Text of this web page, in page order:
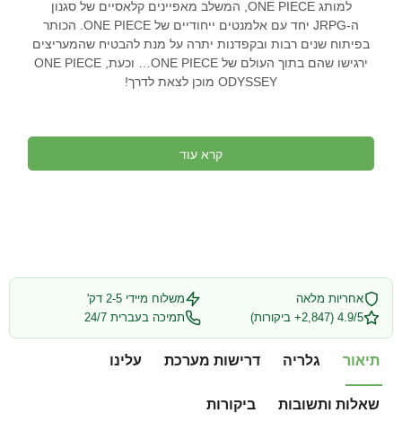
למותגONE PIECE, המשלב מאפיינים קלאסיים של סגנון
ה-JRPG יחד עם אלמנטים ייחודיים של ONE PIECE. הכותר
בפיתוח שנים רבות ובקפדנות יתרה על מנת להבטיח שהמעריצים
ירגישו שהם בתוך העולם של ONE PIECE… וכעת, ONE PIECE
ODYSSEY מוכן לצאת לדרך!
קרא עוד
אחריות מלאה
משלוח מיידי 2-5 דק'
4.9/5 (2,847+ ביקורות)
תמיכה בעברית 24/7
תיאור גלריה דרישות מערכת עלינו
שאלות ותשובות ביקורות